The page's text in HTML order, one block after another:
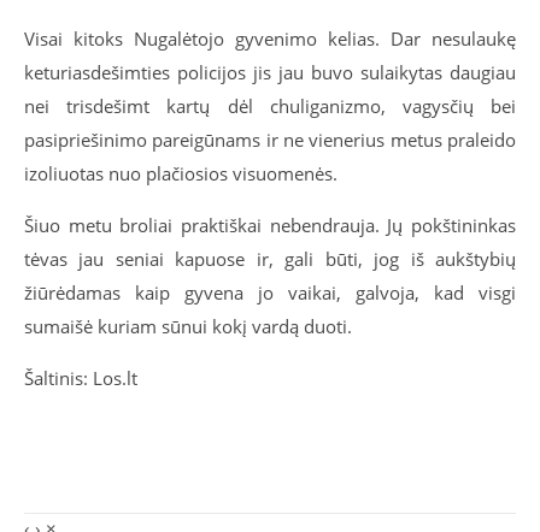
Visai kitoks Nugalėtojo gyvenimo kelias. Dar nesulaukę
keturiasdešimties policijos jis jau buvo sulaikytas daugiau
nei trisdešimt kartų dėl chuliganizmo, vagysčių bei
pasipriešinimo pareigūnams ir ne vienerius metus praleido
izoliuotas nuo plačiosios visuomenės.
Šiuo metu broliai praktiškai nebendrauja. Jų pokštininkas
tėvas jau seniai kapuose ir, gali būti, jog iš aukštybių
žiūrėdamas kaip gyvena jo vaikai, galvoja, kad visgi
sumaišė kuriam sūnui kokį vardą duoti.
Šaltinis: Los.lt